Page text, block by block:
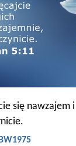
się nawzajem